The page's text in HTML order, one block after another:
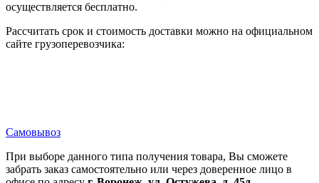
осуществляется бесплатно.
Рассчитать срок и стоимость доставки можно на официальном
сайте грузоперевозчика:
Самовывоз
При выборе данного типа получения товара, Вы сможете
забрать заказ самостоятельно или через доверенное лицо в